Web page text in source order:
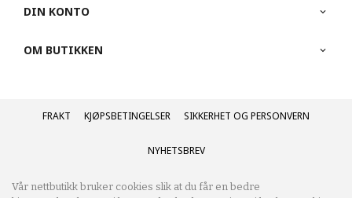
DIN KONTO
OM BUTIKKEN
FRAKT KJØPSBETINGELSER SIKKERHET OG PERSONVERN
NYHETSBREV
Vår nettbutikk bruker cookies slik at du får en bedre